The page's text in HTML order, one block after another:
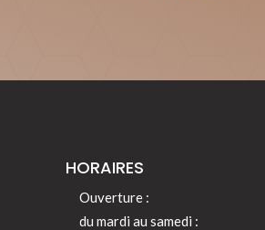
HORAIRES
Ouverture :
du mardi au samedi :